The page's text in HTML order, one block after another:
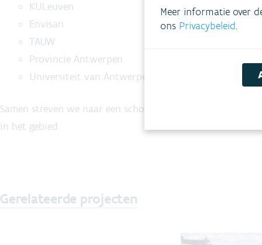
KULeuven
Envisan
TAUW
Provincie Antwerpen
Universiteit van Antwerpen
Samen streven we naar een schonere en veiligere
in het gebied.
Gerelateerde projecten
Meer informatie over
ons Privacybeleid.